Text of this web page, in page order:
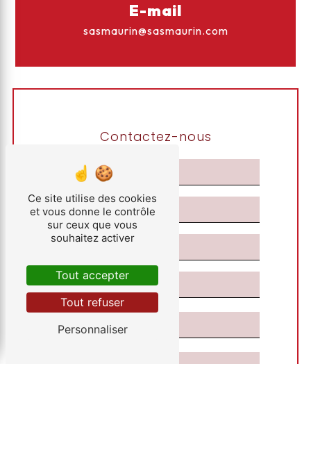
E-mail
sasmaurin@sasmaurin.com
Contactez-nous
Ce site utilise des cookies
et vous donne le contrôle
sur ceux que vous
souhaitez activer
Tout accepter
Tout refuser
Personnaliser